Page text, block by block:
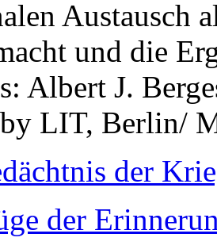
Austausch
und die
Albert J.
LIT, Berlin/
der
der